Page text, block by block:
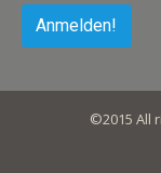
©2015 All